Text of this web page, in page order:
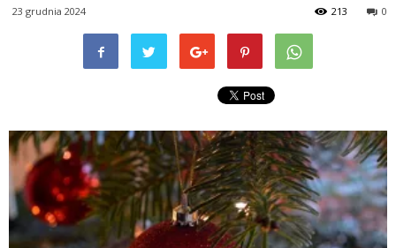
23 grudnia 2024 0
213